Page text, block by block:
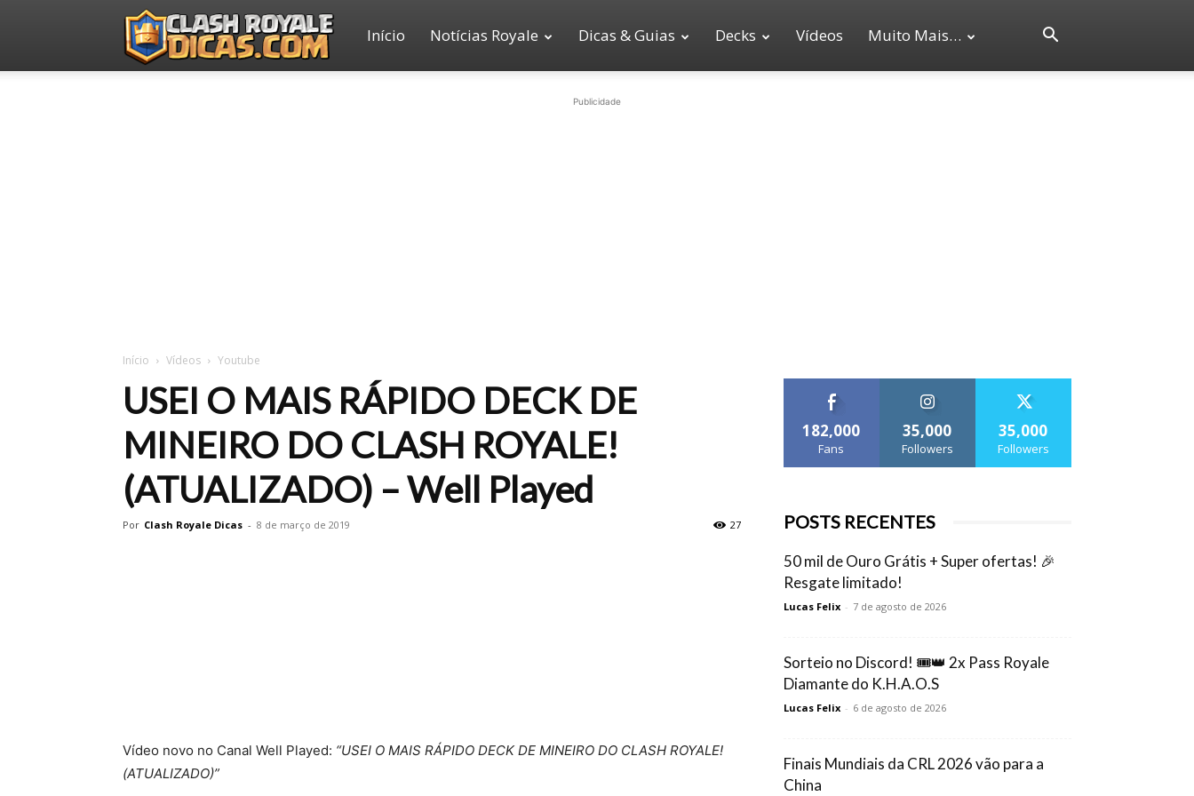
Clash
Início Notícias Royale Dicas & Guias Decks Vídeos Muito Mais…
Publicidade
Início Vídeos Youtube
USEI O MAIS RÁPIDO DECK DE
MINEIRO DO CLASH ROYALE!
(ATUALIZADO) – Well Played
Por Clash Royale Dicas - 8 de março de 2019 27
Vídeo novo no Canal Well Played: “USEI O MAIS RÁPIDO DECK DE MINEIRO DO CLASH ROYALE!
(ATUALIZADO)”
182,000
Fans
35,000
Followers
35,000
Followers
POSTS RECENTES
50 mil de Ouro Grátis + Super ofertas! 🎉
Resgate limitado!
Lucas Felix - 7 de agosto de 2026
Sorteio no Discord! 🎟️👑 2x Pass Royale
Diamante do K.H.A.O.S
Lucas Felix - 6 de agosto de 2026
Finais Mundiais da CRL 2026 vão para a
China